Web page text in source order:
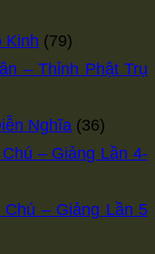
Kinh (79)
– Thỉnh Phật Trụ
Nghĩa (36)
– Giảng Lần 4-
– Giảng Lần 5